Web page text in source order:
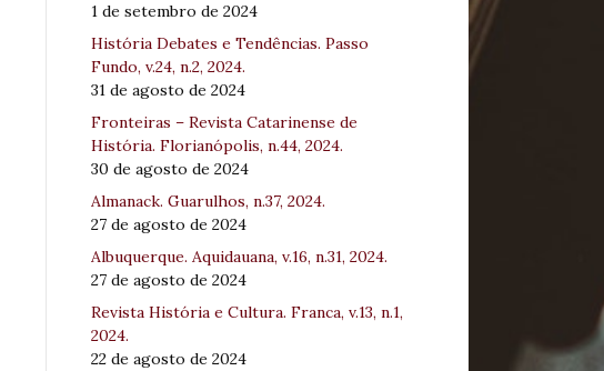
1 de setembro de 2024
História Debates e Tendências. Passo
Fundo, v.24, n.2, 2024.
31 de agosto de 2024
Fronteiras – Revista Catarinense de
História. Florianópolis, n.44, 2024.
30 de agosto de 2024
Almanack. Guarulhos, n.37, 2024.
27 de agosto de 2024
Albuquerque. Aquidauana, v.16, n.31, 2024.
27 de agosto de 2024
Revista História e Cultura. Franca, v.13, n.1,
2024.
22 de agosto de 2024